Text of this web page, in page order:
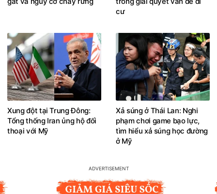
cư
Xung đột tại Trung Đông:
Tổng thống Iran ủng hộ đối
thoại với Mỹ
Xả súng ở Thái Lan: Nghi
phạm chơi game bạo lực,
tìm hiểu xả súng học đường
ở Mỹ